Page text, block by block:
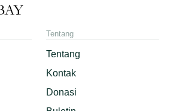
Tentang
Tentang
Kontak
Donasi